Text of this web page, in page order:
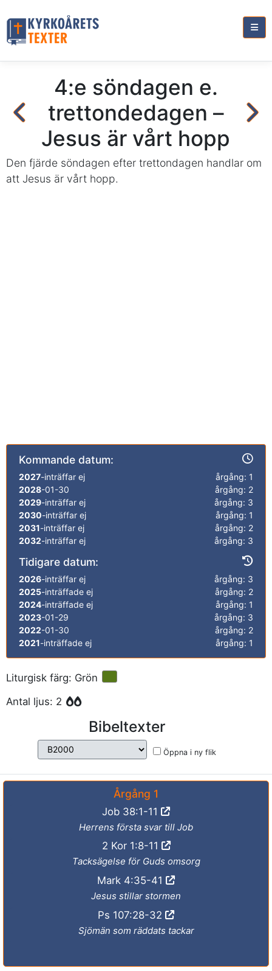
4:e söndagen e.
trettondedagen –
Jesus är vårt hopp
Den fjärde söndagen efter trettondagen handlar om
att Jesus är vårt hopp.
Kommande datum:
2027-inträffar ej
årgång: 1
2028-01-30
årgång: 2
2029-inträffar ej
årgång: 3
2030-inträffar ej
årgång: 1
2031-inträffar ej
årgång: 2
2032-inträffar ej årgång: 3
Tidigare datum:
2026-inträffar ej
årgång: 3
2025-inträffade ej
årgång: 2
2024-inträffade ej
årgång: 1
2023-01-29
årgång: 3
2022-01-30
årgång: 2
2021-inträffade ej årgång: 1
Liturgisk färg: Grön
Antal ljus: 2
Bibeltexter
Öppna i ny flik
Årgång 1
Job 38:1-11
Herrens första svar till Job
2 Kor 1:8-11
Tacksägelse för Guds omsorg
Mark 4:35-41
Jesus stillar stormen
Ps 107:28-32
Sjömän som räddats tackar